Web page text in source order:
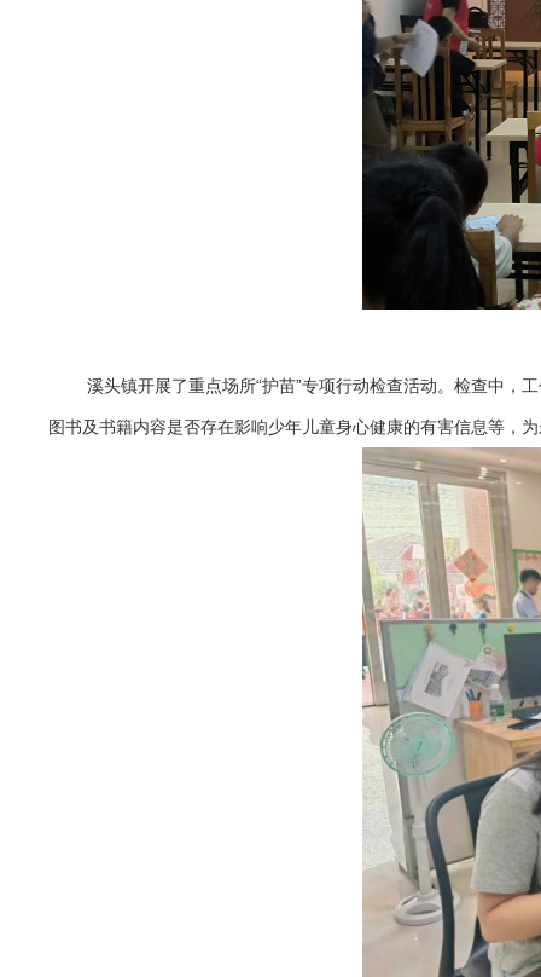
溪头镇开展了重点场所“护苗”专项行动检查活动。检查中，
图书及书籍内容是否存在影响少年儿童身心健康的有害信息等，